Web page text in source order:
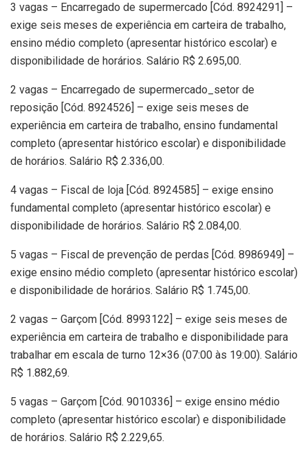
3 vagas – Encarregado de supermercado [Cód. 8924291] –
exige seis meses de experiência em carteira de trabalho,
ensino médio completo (apresentar histórico escolar) e
disponibilidade de horários. Salário R$ 2.695,00.
2 vagas – Encarregado de supermercado_setor de
reposição [Cód. 8924526] – exige seis meses de
experiência em carteira de trabalho, ensino fundamental
completo (apresentar histórico escolar) e disponibilidade
de horários. Salário R$ 2.336,00.
4 vagas – Fiscal de loja [Cód. 8924585] – exige ensino
fundamental completo (apresentar histórico escolar) e
disponibilidade de horários. Salário R$ 2.084,00.
5 vagas – Fiscal de prevenção de perdas [Cód. 8986949] –
exige ensino médio completo (apresentar histórico escolar)
e disponibilidade de horários. Salário R$ 1.745,00.
2 vagas – Garçom [Cód. 8993122] – exige seis meses de
experiência em carteira de trabalho e disponibilidade para
trabalhar em escala de turno 12×36 (07:00 às 19:00). Salário
R$ 1.882,69.
5 vagas – Garçom [Cód. 9010336] – exige ensino médio
completo (apresentar histórico escolar) e disponibilidade
de horários. Salário R$ 2.229,65.